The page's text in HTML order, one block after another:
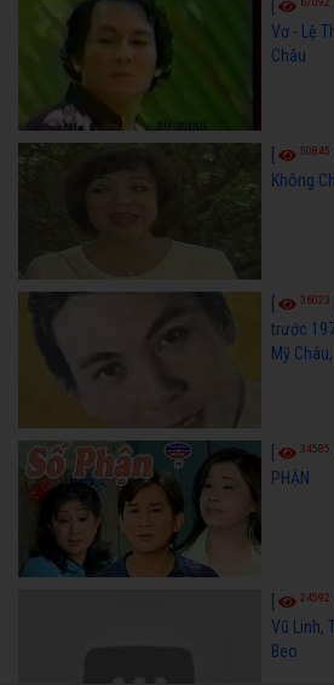
Vơ - Lệ
Châu
50845
Không
36023
trước
Mỹ
34585
PHẬN
[ 24592
Vũ Linh,
Beo